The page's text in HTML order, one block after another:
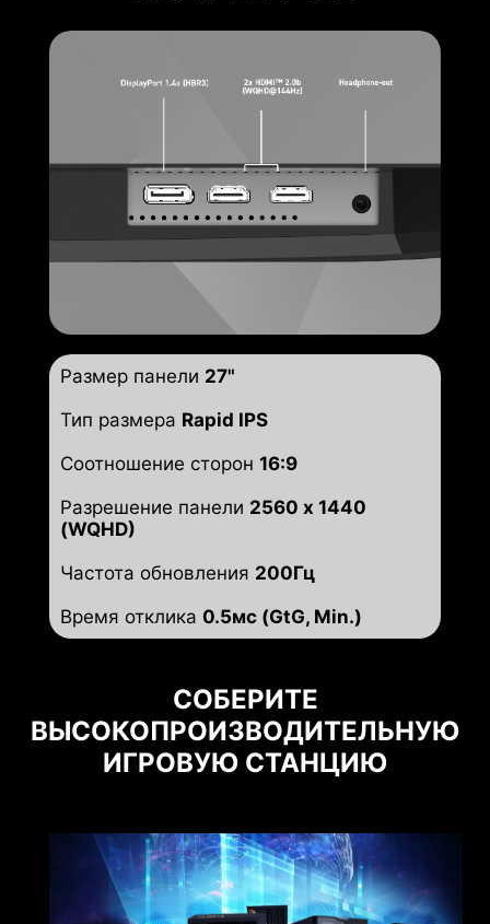
Размер панели 27"
Тип размера Rapid IPS
Соотношение сторон 16:9
Разрешение панели 2560 x 1440
(WQHD)
Частота обновления 200Гц
Время отклика 0.5мс (GtG, Min.)
СОБЕРИТЕ
ВЫСОКОПРОИЗВОДИТЕЛЬНУЮ
ИГРОВУЮ СТАНЦИЮ